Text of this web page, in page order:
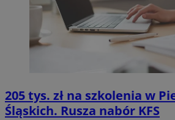
205 tys. zł na szkolenia w
Śląskich. Rusza nabór KFS